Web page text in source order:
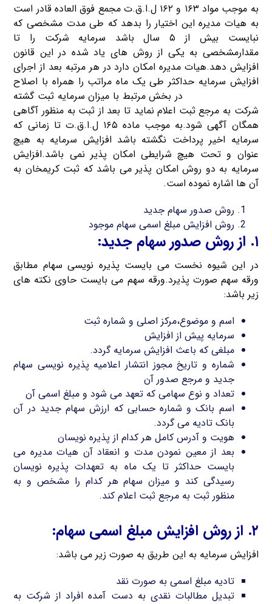
به موجب مواد ۱۶۳ و ۱۶۲ ل.ا.ق.ت مجمع فوق العاده قادر است
به هیات مدیره این اختیار را بدهد که طی مدت مشخصی که
نبایست بیش از ۵ سال باشد سرمایه شرکت را تا
مقدارمشخصی به یکی از روش های یاد شده در این قانون
افزایش دهد.هیات مدیره امکان دارد در هر مرتبه بعد از اجرای
افزایش سرمایه حداکثر طی یک ماه مراتب را همراه با اصلاح
در بخش مرتبط با میزان سرمایه ثبت گشته
شرکت به مرجع ثبت اعلام نماید تا بعد از ثبت به منظور آگاهی
همگان آگهی شود.به موجب ماده ۱۶۵ ل.ا.ق.ت تا زمانی که
سرمایه اخیر پرداخت نگشته باشد افزایش سرمایه به هیچ
عنوان و تحت هیچ شرایطی امکان پذیر نمی باشد.افزایش
سرمایه به دو روش امکان پذیر می باشد که ثبت کریمخان به
آن ها اشاره نموده است.
روش صدور سهام جدید
روش افزایش مبلغ اسمی سهام موجود
۱. از روش صدور سهام جدید:
در این شیوه نخست می بایست پذیره نویسی سهام مطابق
ورقه سهم صورت پذیرد.ورقه سهم می بایست حاوی نکته های
زیر باشد:
اسم و موضوع،مرکز اصلی و شماره ثبت
سرمایه پیش از افزایش
مبلغی که باعث افزایش سرمایه گردد.
شماره و تاریخ مجوز انتشار اعلامیه پذیره نویسی سهام
جدید و مرجع صدور آن
تعداد و نوع سهامی که تعهد می شود و مبلغ اسمی آن
اسم بانک و شماره حسابی که ارزش سهام جدید در آن
بانک تادیه می گردد.
هویت و آدرس کامل هر کدام از پذیره نویسان
بعد از معین نمودن مدت و انعقاد آن هیات مدیره می
بایست حداکثر تا یک ماه به تعهدات پذیره نویسان
رسیدگی کند و میزان سهام هر کدام را مشخص و به
منظور ثبت به مرجع ثبت اعلام کند.
۲. از روش افزایش مبلغ اسمی سهام:
افزایش سرمایه به این طریق به صورت زیر می باشد:
تادیه مبلغ اسمی به صورت نقد
تبدیل مطالبات نقدی به دست آمده افراد از شرکت به